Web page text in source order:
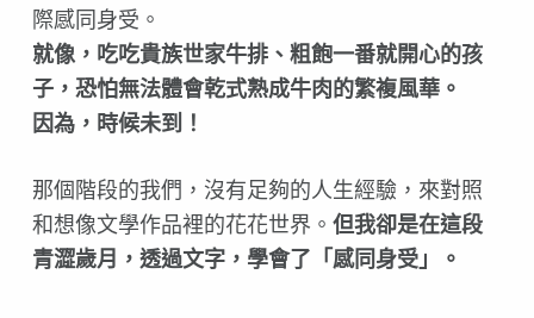
際感同身受。
就像，吃吃貴族世家牛排、粗飽一番就開心的孩
子，恐怕無法體會乾式熟成牛肉的繁複風華。
因為，時候未到！
那個階段的我們，沒有足夠的人生經驗，來對照
和想像文學作品裡的花花世界。 但我卻是在這段
青澀歲月，透過文字，學會了「感同身受」。